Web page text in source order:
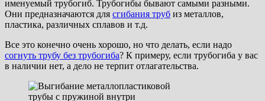
именуемый трубогиб. Трубогибы бывают самыми разными.
Они предназначаются для сгибания труб из металлов,
пластика, различных сплавов и т.д.
Все это конечно очень хорошо, но что делать, если надо
согнуть трубу без трубогиба? К примеру, если трубогиба у вас
в наличии нет, а дело не терпит отлагательства.